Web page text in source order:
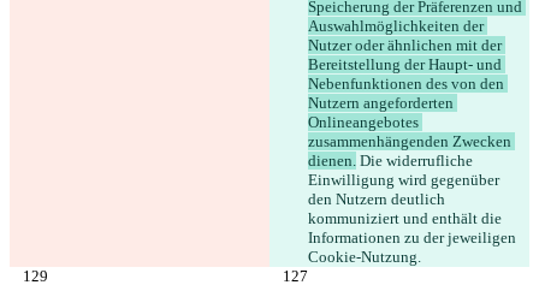
Speicherung der Präferenzen und
Auswahlmöglichkeiten der
Nutzer oder ähnlichen mit der
Bereitstellung der Haupt- und
Nebenfunktionen des von den
Nutzern angeforderten
Onlineangebotes
zusammenhängenden Zwecken
dienen. Die widerrufliche
Einwilligung wird gegenüber
den Nutzern deutlich
kommuniziert und enthält die
Informationen zu der jeweiligen
Cookie-Nutzung.